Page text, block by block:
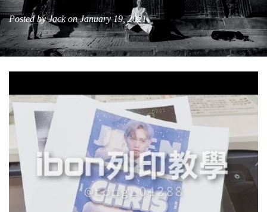
Posted by Jack on January 19, 2021